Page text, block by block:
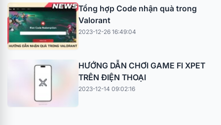
Tổng hợp Code nhận quà trong
Valorant
2023-12-26 16:49:04
HƯỚNG DẪN CHƠI GAME FI XPET
TRÊN ĐIỆN THOẠI
2023-12-14 09:02:16